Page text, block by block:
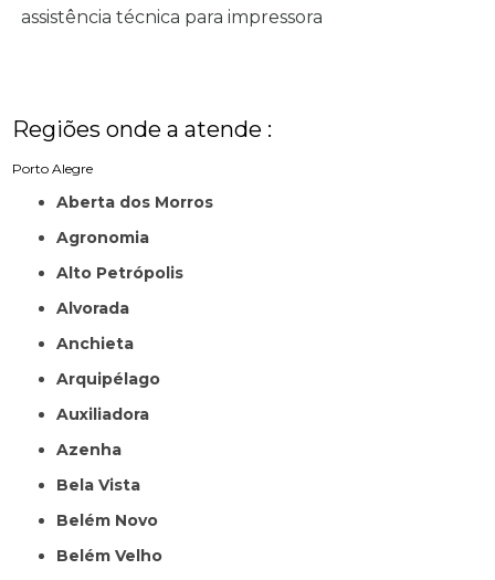
assistência técnica para impressora
Regiões onde a atende :
Porto Alegre
Aberta dos Morros
Agronomia
Alto Petrópolis
Alvorada
Anchieta
Arquipélago
Auxiliadora
Azenha
Bela Vista
Belém Novo
Belém Velho